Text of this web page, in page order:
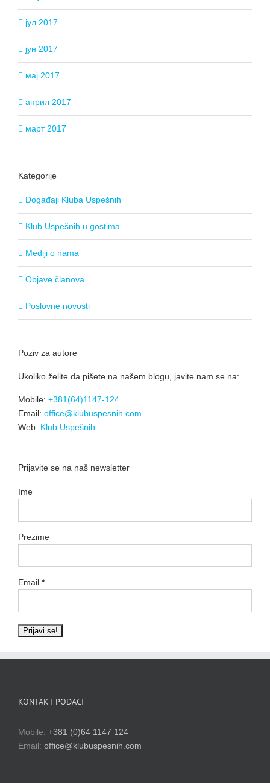
јул 2017
јун 2017
мај 2017
април 2017
март 2017
Kategorije
Događaji Kluba Uspešnih
Klub Uspešnih u gostima
Mediji o nama
Objave članova
Poslovne novosti
Poziv za autore
Ukoliko želite da pišete na našem blogu, javite nam se na:
Mobile: +381(64)1147-124
Email: office@klubuspesnih.com
Web: Klub Uspešnih
Prijavite se na naš newsletter
Ime
Prezime
Email *
KONTAKT PODACI
Mobile: +381 (0)64 1147 124
Email: office@klubuspesnih.com